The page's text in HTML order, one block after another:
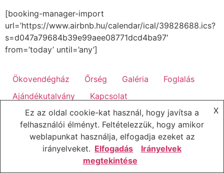
[booking-manager-import
url=’https://www.airbnb.hu/calendar/ical/39828688.ics?
s=d047a79684b39e99aee08771dcd4ba97′
from=’today’ until=’any’]
Ökovendégház Őrség Galéria
Foglalás
Ajándékutalvány
Kapcsolat
Ez az oldal cookie-kat használ, hogy javítsa a
felhasználói élményt. Feltételezzük, hogy amikor
weblapunkat használja, elfogadja ezeket az
irányelveket.
X
Elfogadás
Irányelvek
megtekintése